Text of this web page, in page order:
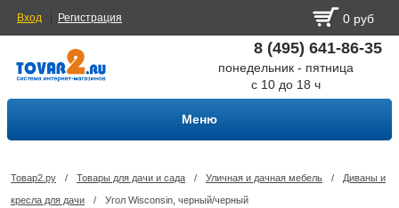
Вход Регистрация 0 руб
8 (495) 641-86-35
понедельник - пятница
с 10 до 18 ч
Меню
Товар2.ру / Товары для дачи и сада / Уличная и дачная мебель / Диваны и
кресла для дачи / Угол Wisconsin, черный/черный